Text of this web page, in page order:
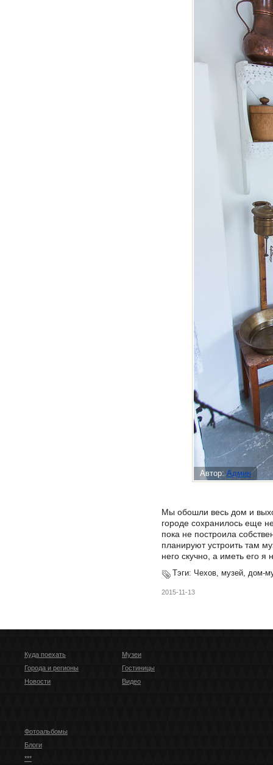
Автор:Админ
Мы обошли весь дом и
городе сохранилось еще
пока не построила
планируют устроить там
него скучно, а иметь его
Тэги: Чехов, музей, дом-
2015-11-13
Куда поехать
Города и регионы
Новости
Музеи
Гостиницы
Видео
Фотоальбомы
Блоги
***